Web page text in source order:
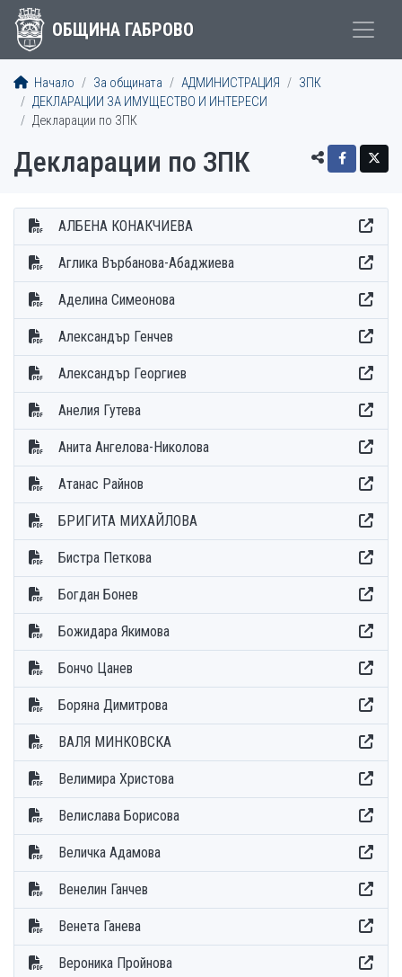
ОБЩИНА ГАБРОВО
Начало За общината АДМИНИСТРАЦИЯ
ЗПК
ДЕКЛАРАЦИИ ЗА ИМУЩЕСТВО И ИНТЕРЕСИ
Декларации по ЗПК
Декларации по ЗПК
АЛБЕНА КОНАКЧИЕВА
Аглика Върбанова-Абаджиева
Аделина Симеонова
Александър Генчев
Александър Георгиев
Анелия Гутева
Анита Ангелова-Николова
Атанас Райнов
БРИГИТА МИХАЙЛОВА
Бистра Петкова
Богдан Бонев
Божидара Якимова
Бончо Цанев
Боряна Димитрова
ВАЛЯ МИНКОВСКА
Велимира Христова
Велислава Борисова
Величка Адамова
Венелин Ганчев
Венета Ганева
Вероника Пройнова